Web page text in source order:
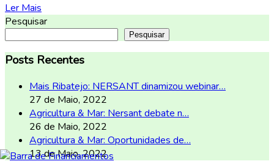
Ler Mais
Pesquisar
Pesquisar
Posts Recentes
Mais Ribatejo: NERSANT dinamizou webinar…
27 de Maio, 2022
Agricultura & Mar: Nersant debate n…
26 de Maio, 2022
Agricultura & Mar: Oportunidades de…
13 de Maio, 2022